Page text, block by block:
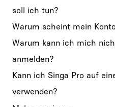
soll ich tun?
Warum scheint mein
Warum kann ich mich
anmelden?
Kann ich Singa Pro auf
verwenden?